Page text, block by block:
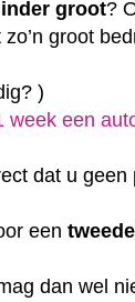
groot?
groot
)
week een
dat u
een
dan wel